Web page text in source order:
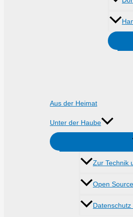
Aus der Heimat
Unter der Haube
Zur Technik
Open Source